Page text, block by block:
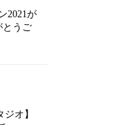
2021が
とうご
オ】